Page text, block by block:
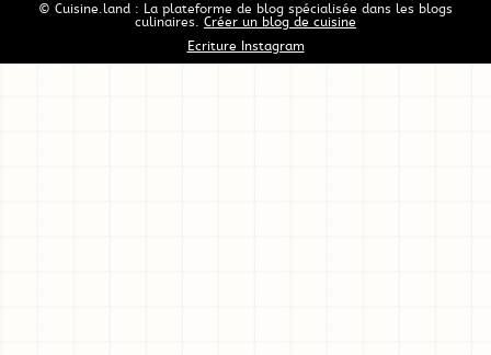
© Cuisine.land : La plateforme de blog spécialisée dans les blogs
culinaires. Créer un blog de cuisine
Ecriture Instagram